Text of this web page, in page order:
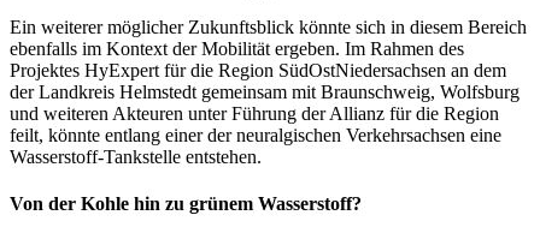
Ein weiterer möglicher Zukunftsblick könnte sich in diesem Bereich
ebenfalls im Kontext der Mobilität ergeben. Im Rahmen des
Projektes HyExpert für die Region SüdOstNiedersachsen an dem
der Landkreis Helmstedt gemeinsam mit Braunschweig, Wolfsburg
und weiteren Akteuren unter Führung der Allianz für die Region
feilt, könnte entlang einer der neuralgischen Verkehrsachsen eine
Wasserstoff-Tankstelle entstehen.
Von der Kohle hin zu grünem Wasserstoff?